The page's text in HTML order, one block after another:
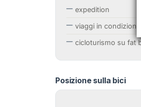
expedition
viaggi in condizioni
cicloturismo su fat
Posizione sulla bici